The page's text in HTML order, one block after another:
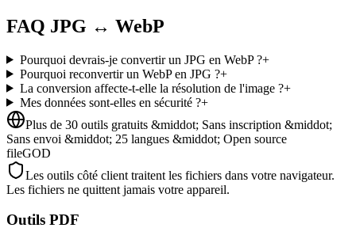
FAQ JPG ↔ WebP
Pourquoi devrais-je convertir un JPG en WebP ?+
Pourquoi reconvertir un WebP en JPG ?+
La conversion affecte-t-elle la résolution de l'image ?+
Mes données sont-elles en sécurité ?+
Plus de 30 outils gratuits &middot; Sans inscription &middot;
Sans envoi &middot; 25 langues &middot; Open source
fileGOD
Les outils côté client traitent les fichiers dans votre navigateur.
Les fichiers ne quittent jamais votre appareil.
Outils PDF